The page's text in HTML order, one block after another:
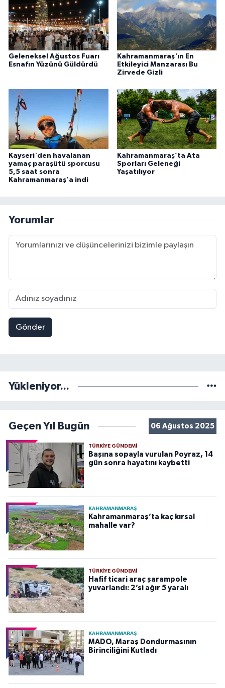
Geleneksel Ağustos Fuarı
Esnafın Yüzünü Güldürdü
Kahramanmaraş'ın En
Etkileyici Manzarası Bu
Zirvede Gizli
Kayseri'den havalanan
yamaç paraşütü sporcusu
5,5 saat sonra
Kahramanmaraş'a indi
Kahramanmaraş’ta Ata
Sporları Geleneği
Yaşatılıyor
Yorumlar
Gönder
Yükleniyor...
Geçen Yıl Bugün 06 Ağustos 2025
TÜRKIYE GÜNDEMI
Başına sopayla vurulan Poyraz, 14
gün sonra hayatını kaybetti
KAHRAMANMARAŞ
Kahramanmaraş’ta kaç kırsal
mahalle var?
TÜRKIYE GÜNDEMI
Hafif ticari araç şarampole
yuvarlandı: 2’si ağır 5 yaralı
KAHRAMANMARAŞ
MADO, Maraş Dondurmasının
Birinciliğini Kutladı